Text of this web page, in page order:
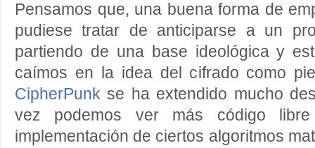
Pensamos que, una buena forma de
pudiese tratar de anticiparse a un
partiendo de una base ideológica y
caímos en la idea del cifrado como
CipherPunk se ha extendido mucho
vez podemos ver más código
implementación de ciertos algoritmos